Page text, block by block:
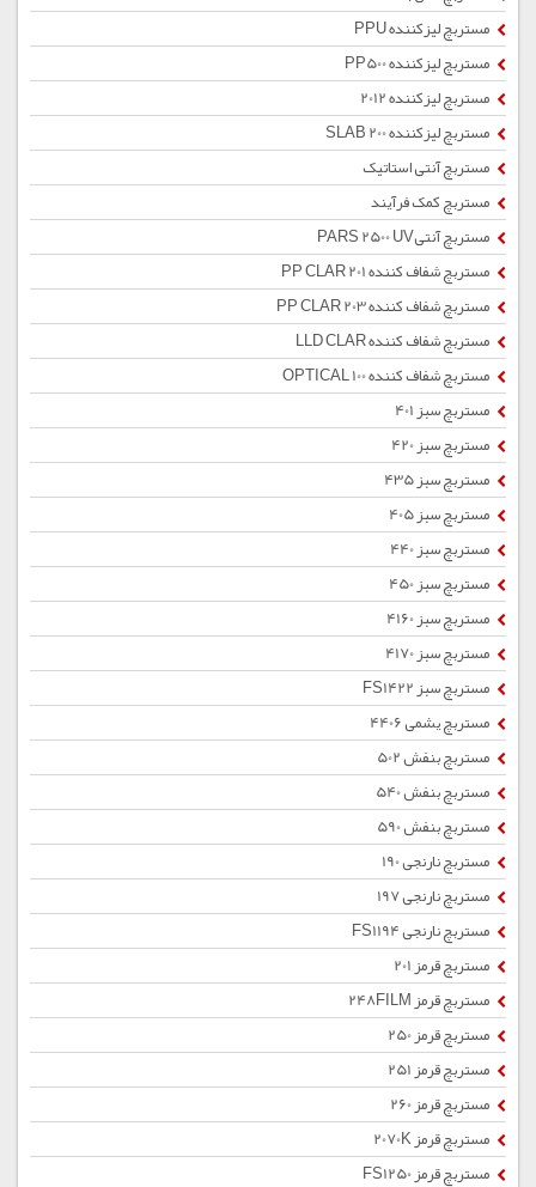
مستربچ لیزکننده PPU
مستربچ لیزکننده PP500
مستربچ لیزکننده 2012
مستربچ لیزکننده SLAB 200
مستربچ آنتی استاتیک
مستربچ کمک فرآیند
مستربچ آنتیPARS 2500 UV
مستربچ شفاف کننده PP CLAR 201
مستربچ شفاف کننده PP CLAR 203
مستربچ شفاف کننده LLD CLAR
مستربچ شفاف کننده OPTICAL 100
مستربچ سبز 401
مستربچ سبز 420
مستربچ سبز 435
مستربچ سبز 405
مستربچ سبز 440
مستربچ سبز 450
مستربچ سبز 4160
مستربچ سبز 4170
مستربچ سبز FS1422
مستربچ یشمی 4406
مستربچ بنفش 502
مستربچ بنفش 540
مستربچ بنفش 590
مستربچ نارنجی 190
مستربچ نارنجی 197
مستربچ نارنجی FS1194
مستربچ قرمز 201
مستربچ قرمز 248FILM
مستربچ قرمز 250
مستربچ قرمز 251
مستربچ قرمز 260
مستربچ قرمز 2070K
مستربچ قرمز FS1250